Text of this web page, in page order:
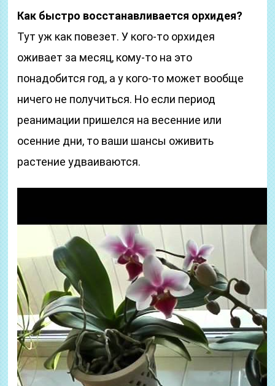
Как быстро восстанавливается орхидея?
Тут уж как повезет. У кого-то орхидея
оживает за месяц, кому-то на это
понадобится год, а у кого-то может вообще
ничего не получиться. Но если период
реанимации пришелся на весенние или
осенние дни, то ваши шансы оживить
растение удваиваются.